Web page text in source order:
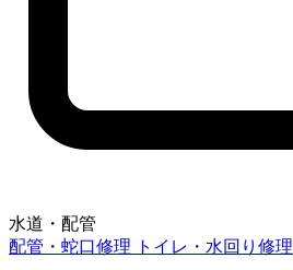
水道・配管
配管・蛇口修理
トイレ・水回り修理